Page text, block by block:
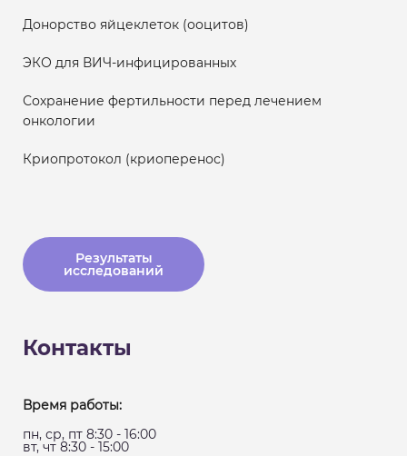
Донорство яйцеклеток (ооцитов)
ЭКО для ВИЧ-инфицированных
Сохранение фертильности перед лечением
онкологии
Криопротокол (криоперенос)
Результаты
исследований
Контакты
Время работы:
пн, ср, пт 8:30 - 16:00
вт, чт 8:30 - 15:00